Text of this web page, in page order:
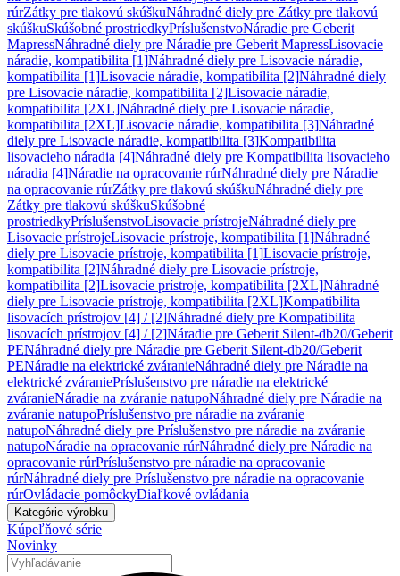
rúrZátky pre tlakovú skúškuNáhradné diely pre Zátky pre tlakovú
skúškuSkúšobné prostriedkyPríslušenstvoNáradie pre Geberit
MapressNáhradné diely pre Náradie pre Geberit MapressLisovacie
náradie, kompatibilita [1]Náhradné diely pre Lisovacie náradie,
kompatibilita [1]Lisovacie náradie, kompatibilita [2]Náhradné diely
pre Lisovacie náradie, kompatibilita [2]Lisovacie náradie,
kompatibilita [2XL]Náhradné diely pre Lisovacie náradie,
kompatibilita [2XL]Lisovacie náradie, kompatibilita [3]Náhradné
diely pre Lisovacie náradie, kompatibilita [3]Kompatibilita
lisovacieho náradia [4]Náhradné diely pre Kompatibilita lisovacieho
náradia [4]Náradie na opracovanie rúrNáhradné diely pre Náradie
na opracovanie rúrZátky pre tlakovú skúškuNáhradné diely pre
Zátky pre tlakovú skúškuSkúšobné
prostriedkyPríslušenstvoLisovacie prístrojeNáhradné diely pre
Lisovacie prístrojeLisovacie prístroje, kompatibilita [1]Náhradné
diely pre Lisovacie prístroje, kompatibilita [1]Lisovacie prístroje,
kompatibilita [2]Náhradné diely pre Lisovacie prístroje,
kompatibilita [2]Lisovacie prístroje, kompatibilita [2XL]Náhradné
diely pre Lisovacie prístroje, kompatibilita [2XL]Kompatibilita
lisovacích prístrojov [4] / [2]Náhradné diely pre Kompatibilita
lisovacích prístrojov [4] / [2]Náradie pre Geberit Silent-db20/Geberit
PENáhradné diely pre Náradie pre Geberit Silent-db20/Geberit
PENáradie na elektrické zváranieNáhradné diely pre Náradie na
elektrické zváraniePríslušenstvo pre náradie na elektrické
zváranieNáradie na zváranie natupoNáhradné diely pre Náradie na
zváranie natupoPríslušenstvo pre náradie na zváranie
natupoNáhradné diely pre Príslušenstvo pre náradie na zváranie
natupoNáradie na opracovanie rúrNáhradné diely pre Náradie na
opracovanie rúrPríslušenstvo pre náradie na opracovanie
rúrNáhradné diely pre Príslušenstvo pre náradie na opracovanie
rúrOvládacie pomôckyDiaľkové ovládania
Kategórie výrobku
Kúpeľňové série
Novinky